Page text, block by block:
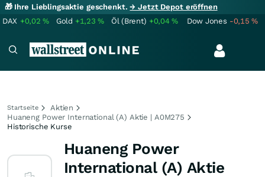
🎁 Ihre Lieblingsaktie geschenkt.→ Jetzt Depot eröffnen
DAX +0,02% Gold +1,23% Öl (Brent) +0,04% Dow Jones -0,15%
Startseite
Aktien
Huaneng Power International (A) Aktie | A0M275
Historische Kurse
Huaneng Power
International (A) Aktie